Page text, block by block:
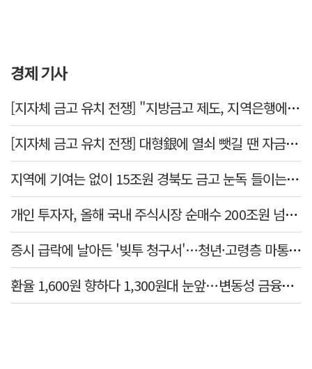
경제 기사
[지자체 금고 유치 전쟁] "지방금고 제도, 지역은행에 불리"
[지자체 금고 유치 전쟁] 대형銀에 열쇠 뺏길 땐 자금 역외 유출→재투자 선순환 붕괴
지역에 기여는 없이 15조원 경북도 금고 눈독 들이는 대형銀
개인 투자자, 올해 국내 주식시장 순매수 200조원 넘었다
증시 급락에 날아든 '빚투 청구서'…청년·고령층 마통 연체↑
환율 1,600원 향하다 1,300원대 눈앞…변동성 금융위기 후 최고